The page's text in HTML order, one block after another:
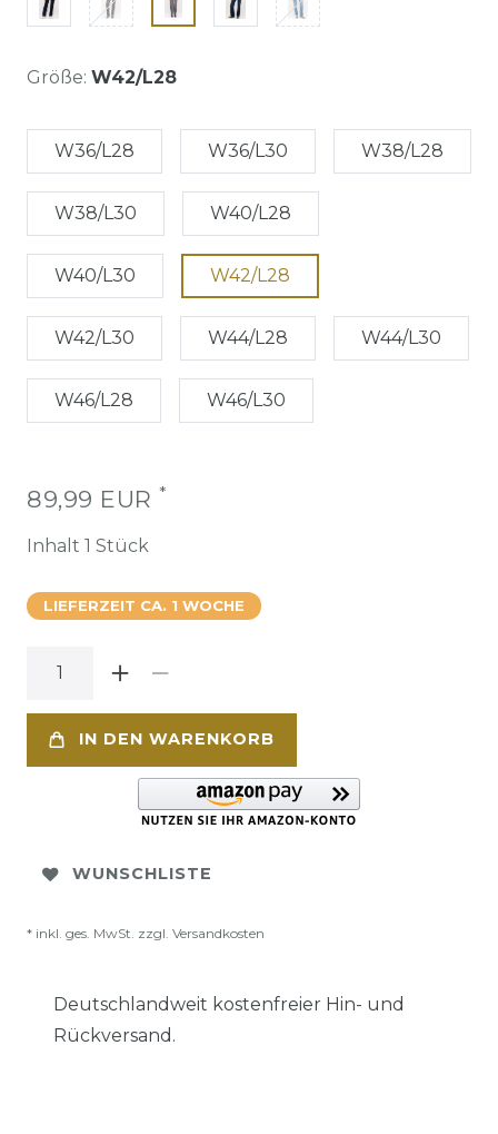
Größe: W42/L28
W36/L28 W36/L30 W38/L28
W38/L30 W40/L28
W40/L30 W42/L28
W42/L30 W44/L28 W44/L30
W46/L28 W46/L30
89,99 EUR *
Inhalt 1 Stück
LIEFERZEIT CA. 1 WOCHE
IN DEN WARENKORB
WUNSCHLISTE
* inkl. ges. MwSt. zzgl. Versandkosten
Deutschlandweit kostenfreier Hin- und
Rückversand.